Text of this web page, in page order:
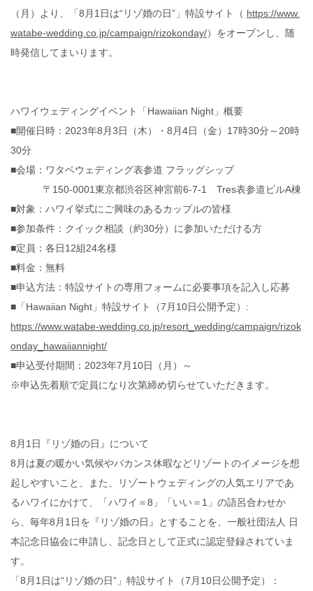
（月）より、「8月1日は“リゾ婚の日”」特設サイト（ https://www.
watabe-wedding.co.jp/campaign/rizokonday/）をオープンし、随
時発信してまいります。
ハワイウェディングイベント「Hawaiian Night」概要
■開催日時：2023年8月3日（木）・8月4日（金）17時30分～20時
30分
■会場：ワタベウェディング表参道 フラッグシップ
〒150-0001東京都渋谷区神宮前6‐7‐1 Tres表参道ビルA棟
■対象：ハワイ挙式にご興味のあるカップルの皆様
■参加条件：クイック相談（約30分）に参加いただける方
■定員：各日12組24名様
■料金：無料
■申込方法：特設サイトの専用フォームに必要事項を記入し応募
■「Hawaiian Night」特設サイト（7月10日公開予定）:
https://www.watabe-wedding.co.jp/resort_wedding/campaign/rizok
onday_hawaiiannight/
■申込受付期間：2023年7月10日（月）～
※申込先着順で定員になり次第締め切らせていただきます。
8月1日『リゾ婚の日』について
8月は夏の暖かい気候やバカンス休暇などリゾートのイメージを想
起しやすいこと、また、リゾートウェディングの人気エリアであ
るハワイにかけて、「ハワイ＝8」「いい＝1」の語呂合わせか
ら、毎年8月1日を『リゾ婚の日』とすることを、一般社団法人 日
本記念日協会に申請し、記念日として正式に認定登録されていま
す。
「8月1日は“リゾ婚の日”」特設サイト（7月10日公開予定）：